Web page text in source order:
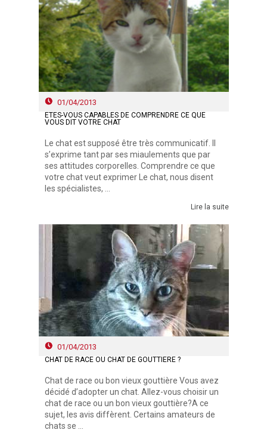
01/04/2013
ETES-VOUS CAPABLES DE COMPRENDRE CE QUE
VOUS DIT VOTRE CHAT
Le chat est supposé être très communicatif. Il
s’exprime tant par ses miaulements que par
ses attitudes corporelles. Comprendre ce que
votre chat veut exprimer Le chat, nous disent
les spécialistes, ...
Lire la suite
01/04/2013
CHAT DE RACE OU CHAT DE GOUTTIÈRE ?
Chat de race ou bon vieux gouttière Vous avez
décidé d’adopter un chat. Allez-vous choisir un
chat de race ou un bon vieux gouttière?A ce
sujet, les avis diffèrent. Certains amateurs de
chats se ...